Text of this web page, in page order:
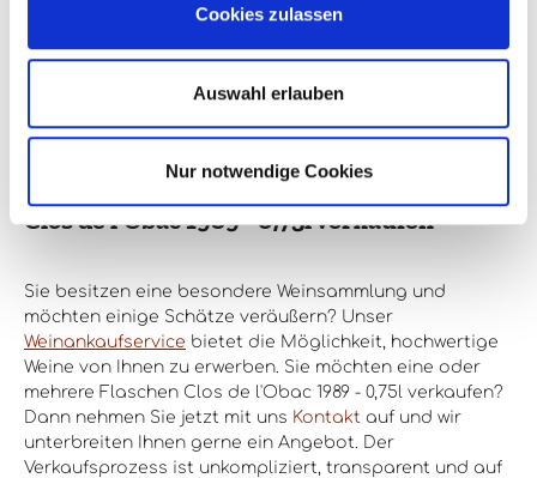
Cookies zulassen
Auswahl erlauben
Nur notwendige Cookies
Clos de l'Obac 1989 - 0,75l verkaufen
Sie besitzen eine besondere Weinsammlung und
möchten einige Schätze veräußern? Unser
Weinankaufservice bietet die Möglichkeit, hochwertige
Weine von Ihnen zu erwerben. Sie möchten eine oder
mehrere Flaschen Clos de l'Obac 1989 - 0,75l verkaufen?
Dann nehmen Sie jetzt mit uns Kontakt auf und wir
unterbreiten Ihnen gerne ein Angebot. Der
Verkaufsprozess ist unkompliziert, transparent und auf